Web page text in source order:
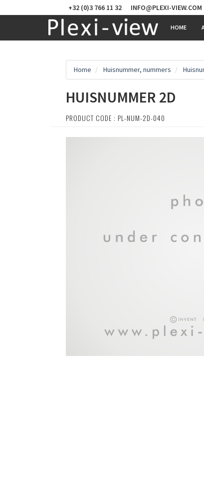
+32 (0)3 766 11 32 INFO@PLEXI-VIEW.COM
HOME
Home Huisnummer, nummers
HUISNUMMER 2D
PRODUCT CODE : PL-NUM-2D-040